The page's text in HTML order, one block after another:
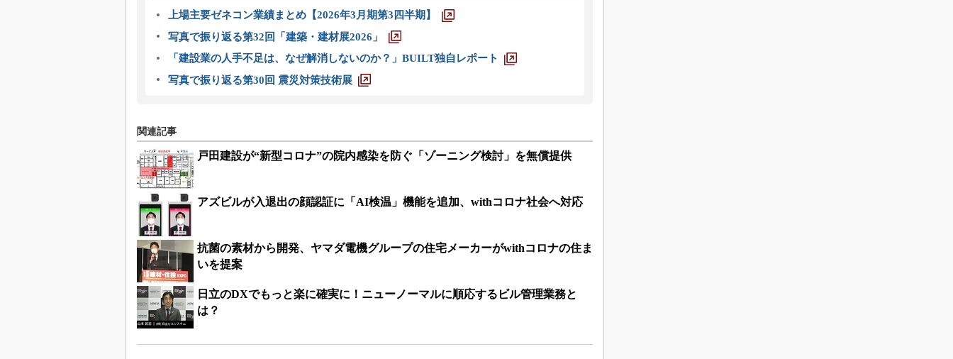
上場主要ゼネコン業績まとめ【2026年3月期第3四半期】
写真で振り返る第32回「建築・建材展2026」
「建設業の人手不足は、なぜ解消しないのか？」BUILT独自レポート
写真で振り返る第30回 震災対策技術展
関連記事
戸田建設が“新型コロナ”の院内感染を防ぐ「ゾーニング検討」を無償提供
アズビルが入退出の顔認証に「AI検温」機能を追加、withコロナ社会へ対応
抗菌の素材から開発、ヤマダ電機グループの住宅メーカーがwithコロナの住ま
いを提案
日立のDXでもっと楽に確実に！ニューノーマルに順応するビル管理業務と
は？